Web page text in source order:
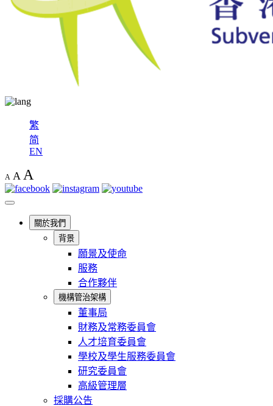
繁
简
EN
A A A
關於我們
背景
願景及使命
服務
合作夥伴
機構管治架構
董事局
財務及常務委員會
人才培育委員會
學校及學生服務委員會
研究委員會
高級管理層
採購公告